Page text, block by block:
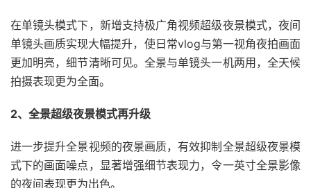
在单镜头模式下，新增支持极广角视频超级夜景模式，夜间
单镜头画质实现大幅提升，使日常vlog与第一视角夜拍画面
更加明亮，细节清晰可见。全景与单镜头一机两用，全天候
拍摄表现更为全面。
2、全景超级夜景模式再升级
进一步提升全景视频的夜景画质，有效抑制全景超级夜景模
式下的画面噪点，显著增强细节表现力，令一英寸全景影像
的夜间表现更为出色。